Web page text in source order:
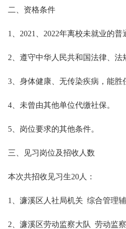
二、资格条件
1、2021、2022年离校未就业的普
2、遵守中华人民共和国法律、法
3、身体健康、无传染疾病，能胜
4、未曾由其他单位代缴社保。
5、岗位要求的其他条件。
三、见习岗位及招收人数
本次共招收见习生20人：
1、濂溪区人社局机关 综合管
2、濂溪区劳动监察大队 劳动